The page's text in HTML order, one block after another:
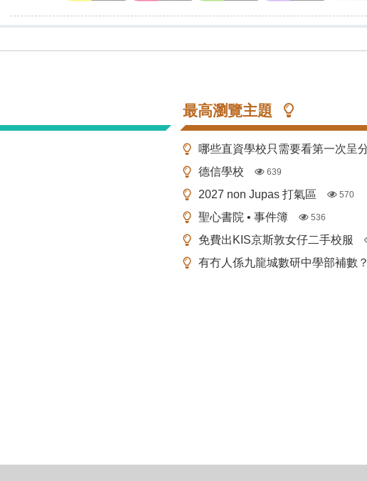
最高瀏覽主題
德信學校 639
2027 non Jupas 打氣區 570
聖心書院 • 事件簿 536
免費出KIS京斯敦女仔二手校服
有冇人係九龍城數研中學部補數？